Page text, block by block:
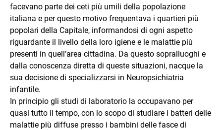
facevano parte dei ceti più umili della popolazione
italiana e per questo motivo frequentava i quartieri più
popolari della Capitale, informandosi di ogni aspetto
riguardante il livello della loro igiene e le malattie più
presenti in quell’area cittadina. Da questo sopralluoghi e
dalla conoscenza diretta di queste situazioni, nacque la
sua decisione di specializzarsi in Neuropsichiatria
infantile.
In principio gli studi di laboratorio la occupavano per
quasi tutto il tempo, con lo scopo di studiare i batteri delle
malattie più diffuse presso i bambini delle fasce di